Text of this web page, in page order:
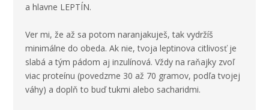
a hlavne LEPTÍN.
Ver mi, že až sa potom naranjakuješ, tak vydržíš
minimálne do obeda. Ak nie, tvoja leptinova citlivosť je
slabá a tým pádom aj inzulínová. Vždy na raňajky zvoľ
viac proteínu (povedzme 30 až 70 gramov, podľa tvojej
váhy) a doplň to buď tukmi alebo sacharidmi.